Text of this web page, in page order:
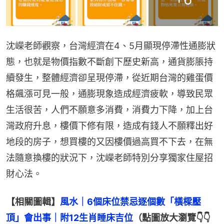
沈嶸老師觀察，台灣經濟在4、5月顯現停滯性通膨狀
態，也就是物價指數不斷創下歷史新高，通貨膨脹持
續發生，整體經濟卻呈現停滯，從近期台灣的雞蛋價
格飆漲可見一般，通膨現象造成經濟疲軟，導致民眾
生活很苦，人們不願意多消費，消費力下降，加上台
灣政府升息，樓價下修有限，造成有錢人不願釋出好
地段的房子，想買樓的又因樓價過高買不下去，在無
法隨意換樓的狀況下，沈嶸老師特別分享獨家住屋招
財心法。
【相關圖輯】 風水｜6個床位禁忌逐個數「橫樑壓
頂」會出事｜附12生肖睡床吉位 （點圖放大瀏覽👇👇